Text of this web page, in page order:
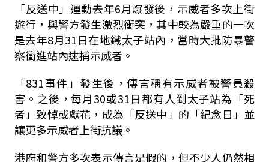
「反送中」運動去年6月爆發後，示威者多次上街
遊行，與警方發生激烈衝突，其中較為嚴重的一次
是去年8月31日在地鐵太子站內，當時大批防暴警
察衝進站內逮捕示威者。
「831事件」發生後，傳言稱有示威者被警員殺
害。之後，每月30或31日都有人到太子站為「死
者」致悼或獻花，成為「反送中」的「紀念日」並
讓更多示威者上街抗議。
港府和警方多次表示傳言是假的，但不少人仍然相